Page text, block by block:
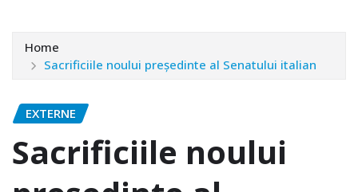
Home
Sacrificiile noului președinte al Senatului italian
EXTERNE
Sacrificiile noului